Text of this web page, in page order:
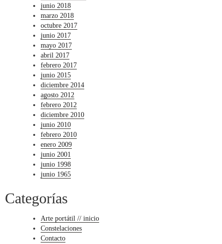
junio 2018
marzo 2018
octubre 2017
junio 2017
mayo 2017
abril 2017
febrero 2017
junio 2015
diciembre 2014
agosto 2012
febrero 2012
diciembre 2010
junio 2010
febrero 2010
enero 2009
junio 2001
junio 1998
junio 1965
Categorías
Arte portátil // inicio
Constelaciones
Contacto